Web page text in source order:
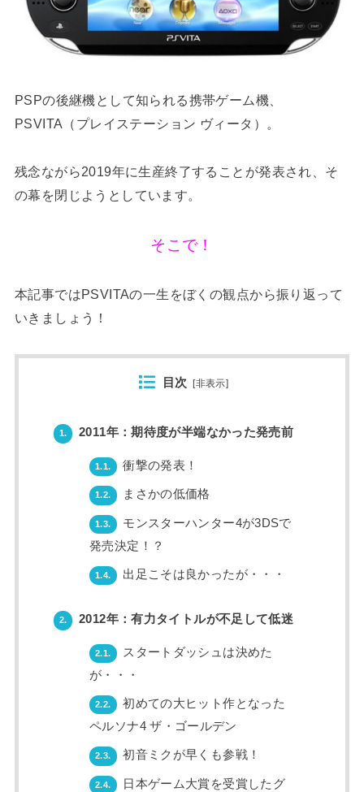
PSPの後継機として知られる携帯ゲーム機、
PSVITA（プレイステーション ヴィータ）。
残念ながら2019年に生産終了することが発表され、そ
の幕を閉じようとしています。
そこで！
本記事ではPSVITAの一生をぼくの観点から振り返って
いきましょう！
目次 [非表示]
1. 2011年：期待度が半端なかった発売前
1.1. 衝撃の発表！
1.2. まさかの低価格
1.3.
モンスターハンター4が3DSで
発売決定！？
1.4. 出足こそは良かったが・・・
2. 2012年：有力タイトルが不足して低迷
2.1.
スタートダッシュは決めた
が・・・
2.2.
初めての大ヒット作となった
ペルソナ4 ザ・ゴールデン
2.3. 初音ミクが早くも参戦！
2.4.
日本ゲーム大賞を受賞したグ